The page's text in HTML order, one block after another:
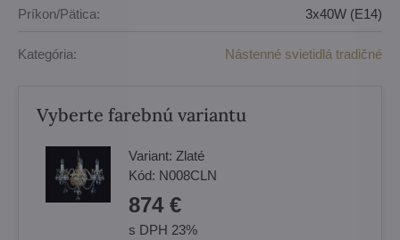
Príkon/Pätica: 3x40W (E14)
Kategória: Nástenné svietidlá tradičné
Vyberte farebnú variantu
Variant: Zlaté
Kód: N008CLN
874 €
s DPH 23%